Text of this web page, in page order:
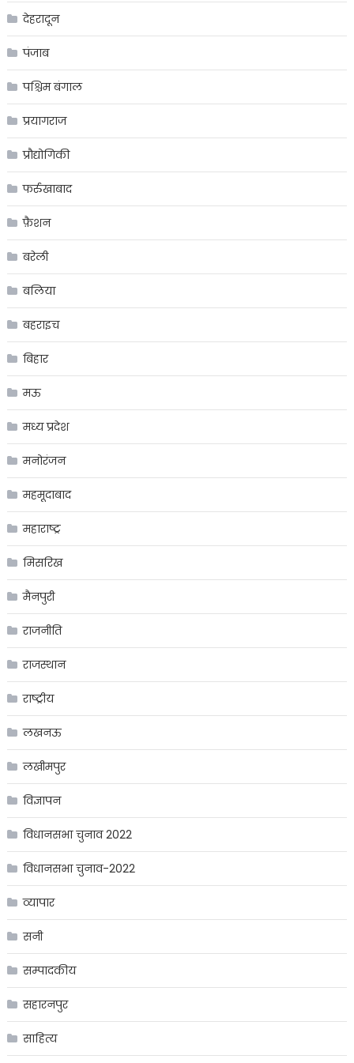
देहरादून
पंजाब
पश्चिम बंगाल
प्रयागराज
प्रौद्योगिकी
फर्रुखाबाद
फ़ैशन
बरेली
बलिया
बहराइच
बिहार
मऊ
मध्य प्रदेश
मनोरंजन
महमूदाबाद
महाराष्ट्र
मिसरिख
मैनपुरी
राजनीति
राजस्थान
राष्ट्रीय
लखनऊ
लखीमपुर
विज्ञापन
विधानसभा चुनाव 2022
विधानसभा चुनाव-2022
व्यापार
सनी
सम्पादकीय
सहारनपुर
साहित्य